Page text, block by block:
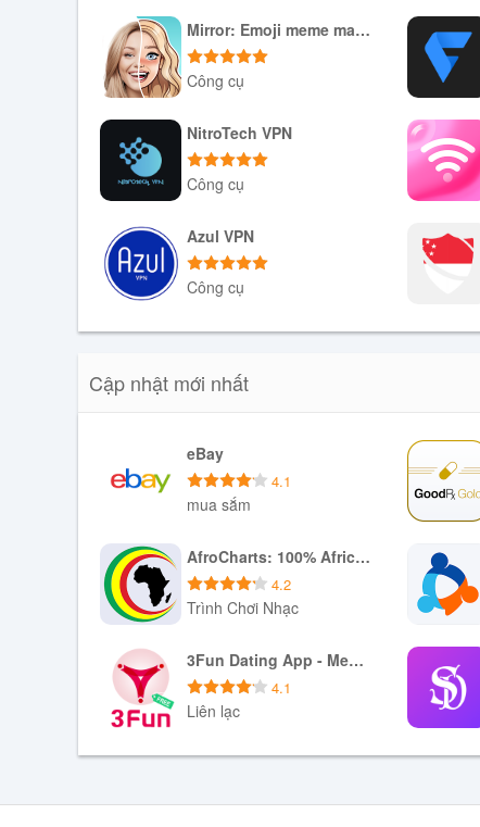
Mirror: Emoji meme maker
Công cụ
Tải xuống APK
NitroTech VPN
Công cụ
Tải xuống APK
Azul VPN
Công cụ
Tải xuống APK
Cập nhật mới nhất
eBay
4.1
mua sắm
Tải xuống APK AfroCharts: 100% African Music
4.2
Trình Chơi Nhạc
Tải xuống APK 3Fun Dating App - Meet Curious Couples & Singles
4.1
Liên lạc
Tải xuống APK